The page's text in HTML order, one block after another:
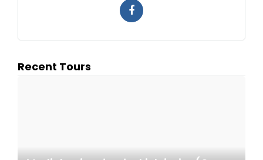
Recent Tours